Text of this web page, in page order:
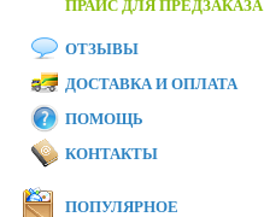
ПРАЙС ДЛЯ ПРЕДЗАКАЗА
ОТЗЫВЫ
ДОСТАВКА И ОПЛАТА
ПОМОЩЬ
КОНТАКТЫ
ПОПУЛЯРНОЕ